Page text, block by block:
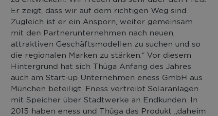
Er zeigt, dass wir auf dem richtigen Weg sind.
Zugleich ist er ein Ansporn, weiter gemeinsam
mit den Partnerunternehmen nach neuen,
attraktiven Geschäftsmodellen zu suchen und so
die regionalen Marken zu stärken.“ Vor diesem
Hintergrund hat sich Thüga Anfang des Jahres
auch am Start-up Unternehmen eness GmbH aus
München beteiligt. Eness vertreibt Solaranlagen
mit Speicher über Stadtwerke an Endkunden. In
2015 haben eness und Thüga das Produkt „daheim